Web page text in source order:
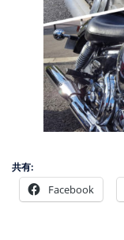
共有:
Facebook